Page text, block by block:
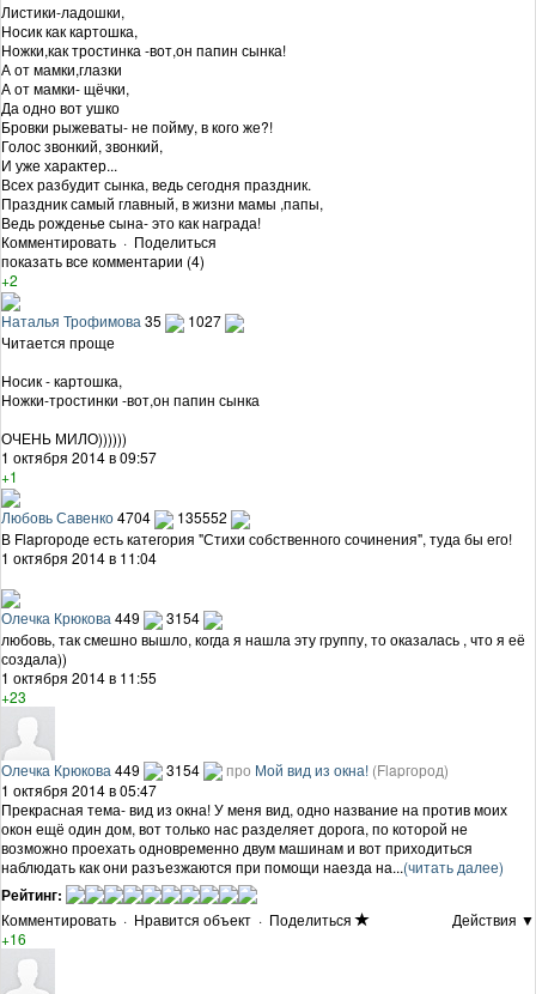
Листики-ладошки,
Носик как картошка,
Ножки,как тростинка -вот,он папин сынка!
А от мамки,глазки
А от мамки- щёчки,
Да одно вот ушко
Бровки рыжеваты- не пойму, в кого же?!
Голос звонкий, звонкий,
И уже характер...
Всех разбудит сынка, ведь сегодня праздник.
Праздник самый главный, в жизни мамы ,папы,
Ведь рожденье сына- это как награда!
Комментировать · Поделиться
показать все комментарии (4)
+2
Наталья Трофимова 35
1027
Читается проще
Носик - картошка,
Ножки-тростинки -вот,он папин сынка
ОЧЕНЬ МИЛО))))))
1 октября 2014 в 09:57
+1
Любовь Савенко4704
135552
В Flapгороде есть категория "Стихи собственного сочинения", туда бы его!
1 октября 2014 в 11:04
Олечка Крюкова 449
3154
любовь, так смешно вышло, когда я нашла эту группу, то оказалась , что я её
создала))
1 октября 2014 в 11:55
+23
Олечка Крюкова 449 3154 про Мой вид из окна! (Flapгород)
1 октября 2014 в 05:47
Прекрасная тема- вид из окна! У меня вид, одно название на против моих
окон ещё один дом, вот только нас разделяет дорога, по которой не
возможно проехать одновременно двум машинам и вот приходиться
наблюдать как они разъезжаются при помощи наезда на...(читать далее)
Рейтинг:
Комментировать · Нравится объект · Поделиться
Действия ▼
+16